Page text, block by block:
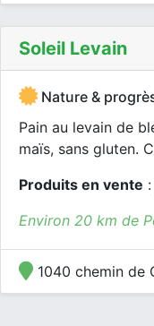
Soleil Levain
Nature &
Pain au levain de
maïs, sans gluten.
Produits en vente
Environ 20 km de
1040 chemin de